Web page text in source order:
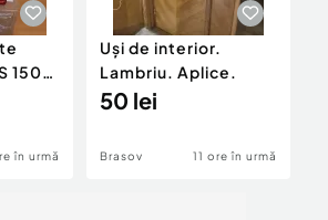
150
în urmă
Uși de interior.
Lambriu. Aplice.
50 lei
Brasov 11 ore în urmă